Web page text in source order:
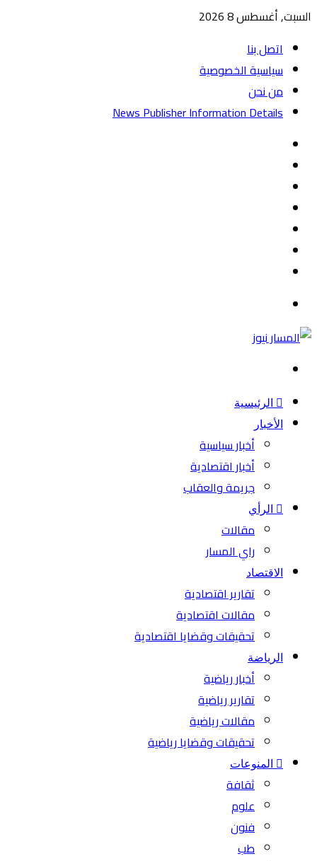
السبت, أغسطس 8 2026
اتصل بنا
سياسية الخصوصية
من نحن
News Publisher Information Details
الرئيسية
الأخبار
أخبار سياسية
أخبار اقتصادية
جريمة والعقاب
الرأي
مقالات
راي المسار
الاقتصاد
تقارير اقتصادية
مقالات اقتصادية
تحقيقات وقضايا اقتصادية
الرياضة
أخبار رياضية
تقارير رياضية
مقالات رياضية
تحقيقات وقضايا رياضية
المنوعات
ثقافة
علوم
فنون
طب